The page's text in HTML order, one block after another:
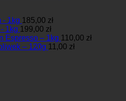
- 1kg 185,00 zł
1kg 199,00 zł
Espresso – 1kg 110,00 zł
– 120g 11,00 zł